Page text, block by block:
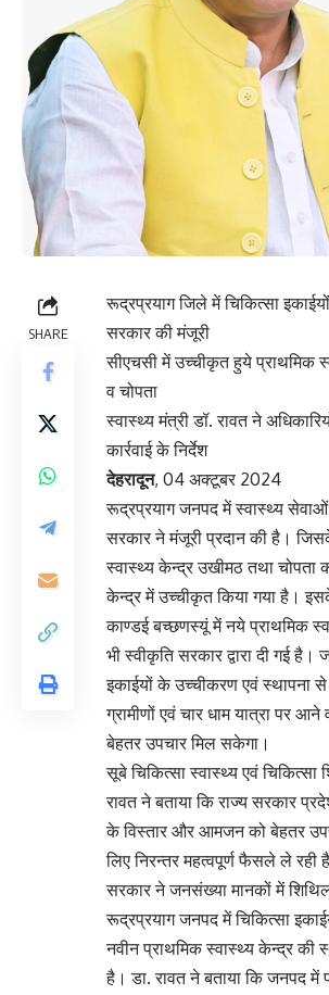
SHARE
रूद्रप्रयाग जिले में चिकित्सा
सरकार की मंजूरी
सीएचसी में उच्चीकृत हुये प्राथमिक
व चोपता
स्वास्थ्य मंत्री डॉ. रावत ने
कार्रवाई के निर्देश
देहरादून, 04 अक्टूबर 2024
रूद्रप्रयाग जनपद में स्वास्थ्य सेवाओं
सरकार ने मंजूरी प्रदान की है।
स्वास्थ्य केन्द्र उखीमठ तथा चोपता
केन्द्र में उच्चीकृत किया गया है।
काण्डई बच्छणस्यूं में नये प्राथमिक
भी स्वीकृति सरकार द्वारा दी गई है।
इकाईयों के उच्चीकरण एवं स्थापना
ग्रामीणों एवं चार धाम यात्रा पर आने
बेहतर उपचार मिल सकेगा।
सूबे चिकित्सा स्वास्थ्य एवं चिकित्सा
रावत ने बताया कि राज्य सरकार
के विस्तार और आमजन को बेहतर
लिए निरन्तर महत्वपूर्ण फैसले ले रही
सरकार ने जनसंख्या मानकों में
रूद्रप्रयाग जनपद में चिकित्सा
नवीन प्राथमिक स्वास्थ्य केन्द्र की
है। डा. रावत ने बताया कि जनपद में